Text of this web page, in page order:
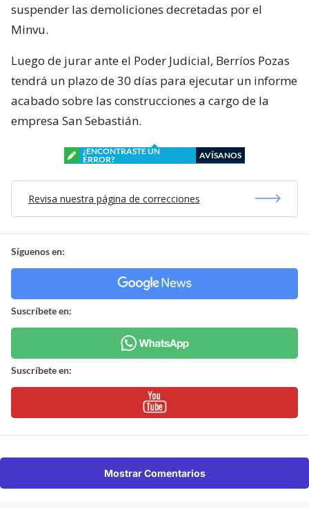
suspender las demoliciones decretadas por el
Minvu.
Luego de jurar ante el Poder Judicial, Berríos Pozas
tendrá un plazo de 30 días para ejecutar un informe
acabado sobre las construcciones a cargo de la
empresa San Sebastián.
¿ENCONTRASTE UN
ERROR?
AVÍSANOS
Revisa nuestra página de correcciones
Síguenos en:
Suscríbete en:
Suscríbete en:
Mostrar Comentarios